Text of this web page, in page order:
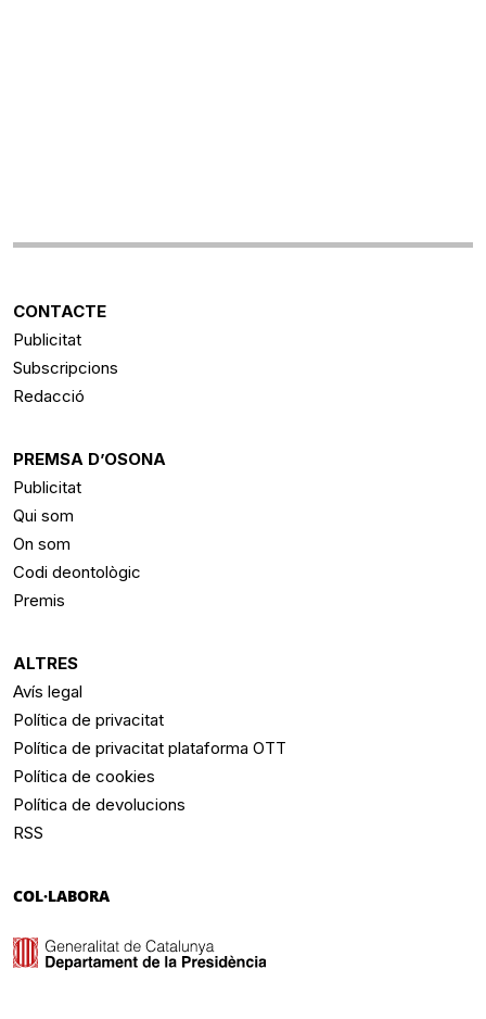
CONTACTE
Publicitat
Subscripcions
Redacció
PREMSA D’OSONA
Publicitat
Qui som
On som
Codi deontològic
Premis
ALTRES
Avís legal
Política de privacitat
Política de privacitat plataforma OTT
Política de cookies
Política de devolucions
RSS
COL·LABORA